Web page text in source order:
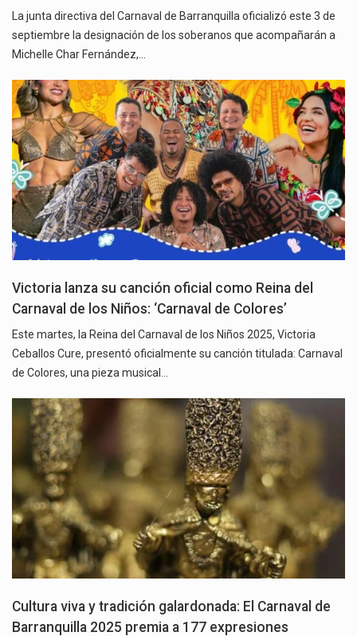
La junta directiva del Carnaval de Barranquilla oficializó este 3 de
septiembre la designación de los soberanos que acompañarán a
Michelle Char Fernández,…
Victoria lanza su canción oficial como Reina del
Carnaval de los Niños: ‘Carnaval de Colores’
Este martes, la Reina del Carnaval de los Niños 2025, Victoria
Ceballos Cure, presentó oficialmente su canción titulada: Carnaval
de Colores, una pieza musical…
Cultura viva y tradición galardonada: El Carnaval de
Barranquilla 2025 premia a 177 expresiones